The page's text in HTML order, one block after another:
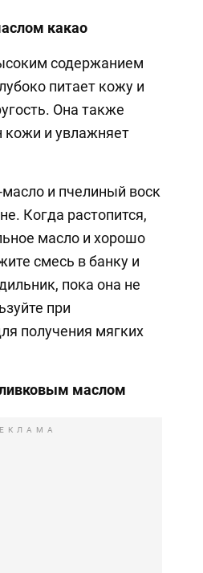
какао
содержанием
питает кожу и
Она также
кожи и увлажняет
и пчелиный воск
Когда растопится,
масло и хорошо
смесь в банку и
пока она не
при
получения мягких
маслом